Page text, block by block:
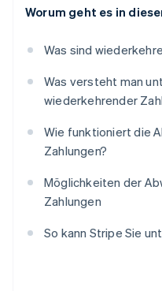
Worum geht es in
Was sind
Was versteht man
wiederkehrender
Wie funktioniert die
Zahlungen?
Möglichkeiten der
Zahlungen
So kann Stripe Sie